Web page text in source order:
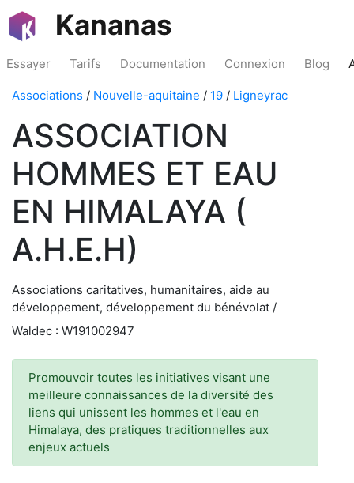
Kananas
Essayer Tarifs Documentation Connexion Blog
Associations / Nouvelle-aquitaine / 19 / Ligneyrac
ASSOCIATION
HOMMES ET EAU
EN HIMALAYA (
A.H.E.H)
Associations caritatives, humanitaires, aide au
développement, développement du bénévolat /
Waldec : W191002947
Promouvoir toutes les initiatives visant une
meilleure connaissances de la diversité des
liens qui unissent les hommes et l'eau en
Himalaya, des pratiques traditionnelles aux
enjeux actuels